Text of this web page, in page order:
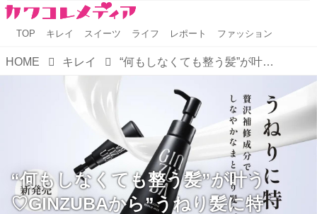
TOP キレイ スイーツ ライフ レポート ファッション
HOME キレイ “何もしなくても整う髪”が叶う♡GINZUBAから”うねり髪に特化”した新作ヘアミルクが登場！
“何もしなくても整う髪”が叶う
♡GINZUBAから”うねり髪に特